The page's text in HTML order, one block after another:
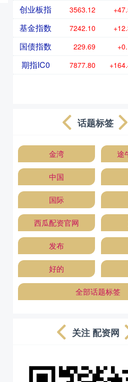
创业板指 3563.12
基金指数 7242.10
国债指数 229.69
期指IC0 7877.80
话题标签
金湾 途
中国
国际
西瓜配资官网
发布
好的
全部话题标签
关注 配资网